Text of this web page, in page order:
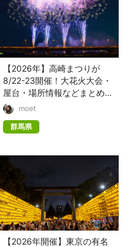
【2026年】高崎まつりが
8/22-23開催！大花火大会・
屋台・場所情報などまとめて
紹介moet
群馬県
【2026年開催】東京の有名